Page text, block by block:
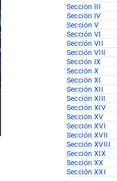
Sección III
Sección IV
Sección V
Sección VI
Sección VII
Sección VIII
Sección IX
Sección X
Sección XI
Sección XII
Sección XIII
Sección XIV
Sección XV
Sección XVI
Sección XVII
Sección XVIII
Sección XIX
Sección XX
Sección XXI